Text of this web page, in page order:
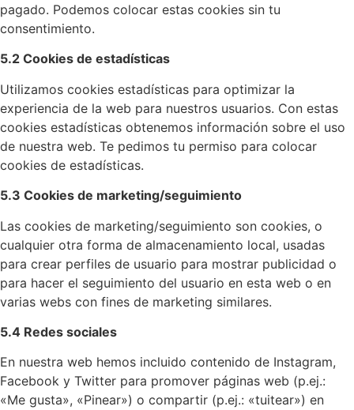
pagado. Podemos colocar estas cookies sin tu
consentimiento.
5.2 Cookies de estadísticas
Utilizamos cookies estadísticas para optimizar la
experiencia de la web para nuestros usuarios. Con estas
cookies estadísticas obtenemos información sobre el uso
de nuestra web. Te pedimos tu permiso para colocar
cookies de estadísticas.
5.3 Cookies de marketing/seguimiento
Las cookies de marketing/seguimiento son cookies, o
cualquier otra forma de almacenamiento local, usadas
para crear perfiles de usuario para mostrar publicidad o
para hacer el seguimiento del usuario en esta web o en
varias webs con fines de marketing similares.
5.4 Redes sociales
En nuestra web hemos incluido contenido de Instagram,
Facebook y Twitter para promover páginas web (p.ej.:
«Me gusta», «Pinear») o compartir (p.ej.: «tuitear») en